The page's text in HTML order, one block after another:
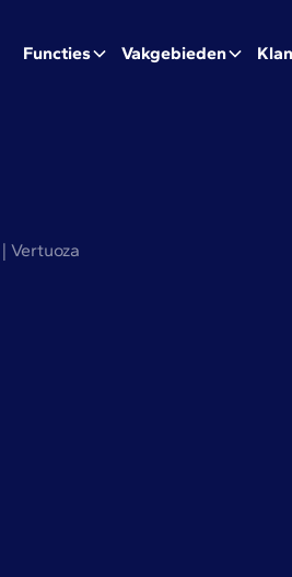
Functies Vakgebieden